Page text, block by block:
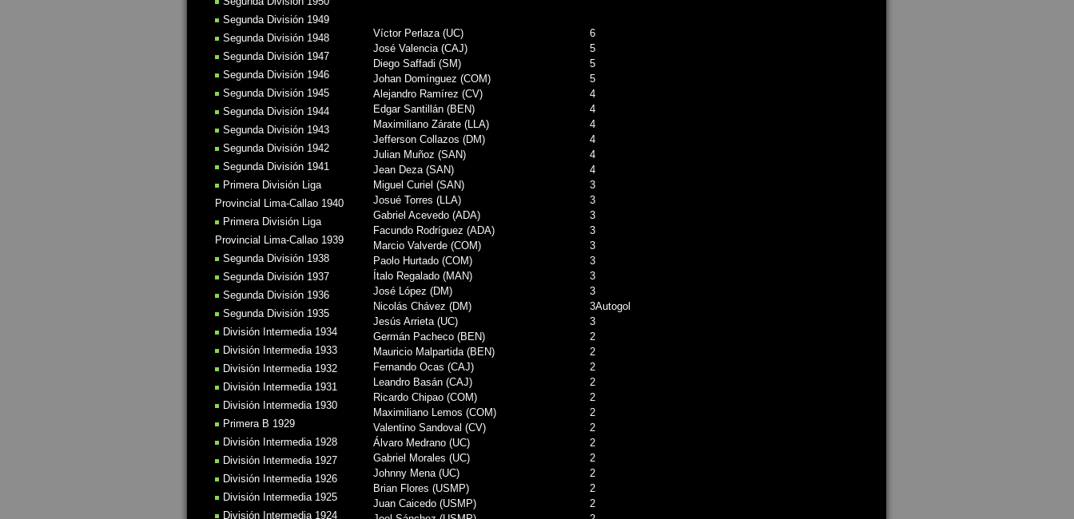
Víctor Perlaza (UC)
6
José Valencia (CAJ)
5
Diego Saffadi (SM)
5
Johan Domínguez (COM)
5
Alejandro Ramírez (CV)
4
Edgar Santillán (BEN)
4
Maximiliano Zárate (LLA)
4
Jefferson Collazos (DM)
4
Julian Muñoz (SAN)
4
Jean Deza (SAN)
4
Miguel Curiel (SAN)
3
Josué Torres (LLA)
3
Gabriel Acevedo (ADA)
3
Facundo Rodríguez (ADA)
3
Marcio Valverde (COM)
3
Paolo Hurtado (COM)
3
Ítalo Regalado (MAN)
3
José López (DM)
3
Nicolás Chávez (DM)
3Autogol
Jesús Arrieta (UC)
3
Germán Pacheco (BEN)
2
Mauricio Malpartida (BEN)
2
Fernando Ocas (CAJ)
2
Leandro Basán (CAJ)
2
Ricardo Chipao (COM)
2
Maximiliano Lemos (COM)
2
Valentino Sandoval (CV)
2
Álvaro Medrano (UC)
2
Gabriel Morales (UC)
2
Johnny Mena (UC)
2
Brian Flores (USMP)
2
Juan Caicedo (USMP)
2
Segunda División 1949
Segunda División 1948
Segunda División 1947
Segunda División 1946
Segunda División 1945
Segunda División 1944
Segunda División 1943
Segunda División 1942
Segunda División 1941
Primera División Liga
Provincial Lima-Callao 1940
Primera División Liga
Provincial Lima-Callao 1939
Segunda División 1938
Segunda División 1937
Segunda División 1936
Segunda División 1935
División Intermedia 1934
División Intermedia 1933
División Intermedia 1932
División Intermedia 1931
División Intermedia 1930
Primera B 1929
División Intermedia 1928
División Intermedia 1927
División Intermedia 1926
División Intermedia 1925
División Intermedia 1924